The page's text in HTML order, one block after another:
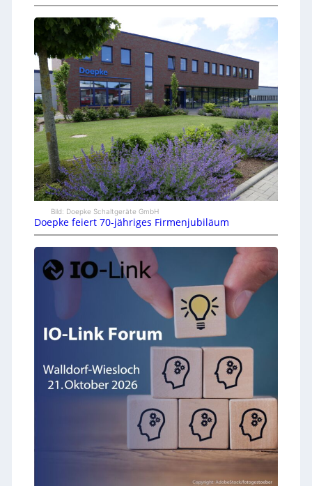
Bild: Doepke Schaltgeräte GmbH
Doepke feiert 70-jähriges Firmenjubiläum